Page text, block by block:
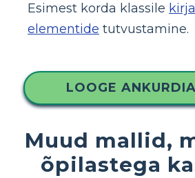
Esimest korda klassile
elementide tutvustamine.
LOOGE
Muud mallid,
õpilastega